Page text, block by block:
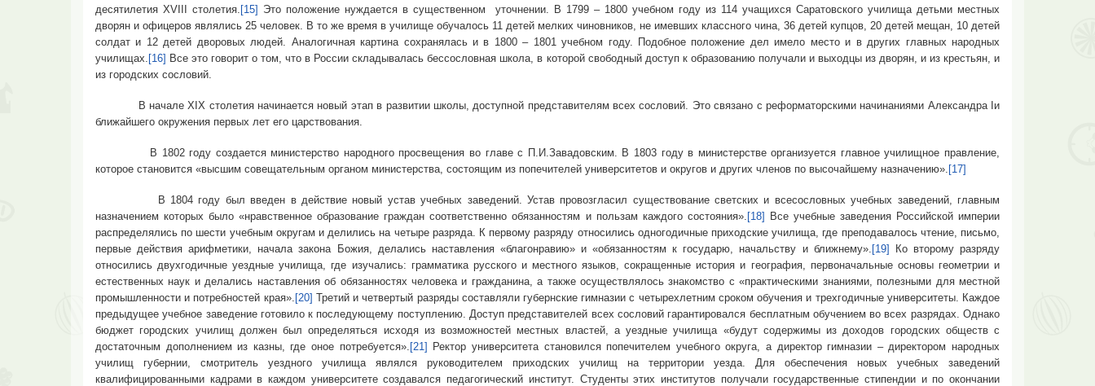
десятилетия XVIII столетия. [15] Это положение нуждается в существенном уточнении. В 1799 – 1800 учебном году из 114 учащихся Саратовского училища детьми местных
дворян и офицеров являлись 25 человек. В то же время в училище обучалось 11 детей мелких чиновников, не имевших классного чина, 36 детей купцов, 20 детей мещан, 10 детей
солдат и 12 детей дворовых людей. Аналогичная картина сохранялась и в 1800 – 1801 учебном году. Подобное положение дел имело место и в других главных народных
училищах. [16] Все это говорит о том, что в России складывалась бессословная школа, в которой свободный доступ к образованию получали и выходцы из дворян, и из крестьян, и
из городских сословий.
В начале XIX столетия начинается новый этап в развитии школы, доступной представителям всех сословий. Это связано с реформаторскими начинаниями Александра Iи
ближайшего окружения первых лет его царствования.
В 1802 году создается министерство народного просвещения во главе с П.И.Завадовским. В 1803 году в министерстве организуется главное училищное правление,
которое становится «высшим совещательным органом министерства, состоящим из попечителей университетов и округов и других членов по высочайшему назначению». [17]
В 1804 году был введен в действие новый устав учебных заведений. Устав провозгласил существование светских и всесословных учебных заведений, главным
назначением которых было «нравственное образование граждан соответственно обязанностям и пользам каждого состояния». [18]
Все учебные заведения Российской империи
распределялись по шести учебным округам и делились на четыре разряда. К первому разряду относились одногодичные приходские училища, где преподавалось чтение, письмо,
первые действия арифметики, начала закона Божия, делались наставления «благонравию» и «обязанностям к государю, начальству и ближнему». [19]
Ко второму разряду
относились двухгодичные уездные училища, где изучались: грамматика русского и местного языков, сокращенные история и география, первоначальные основы геометрии и
естественных наук и делались наставления об обязанностях человека и гражданина, а также осуществлялось знакомство с «практическими знаниями, полезными для местной
промышленности и потребностей края». [20] Третий и четвертый разряды составляли губернские гимназии с четырехлетним сроком обучения и трехгодичные университеты. Каждое
предыдущее учебное заведение готовило к последующему поступлению. Доступ представителей всех сословий гарантировался бесплатным обучением во всех разрядах. Однако
бюджет городских училищ должен был определяться исходя из возможностей местных властей, а уездные училища «будут содержимы из доходов городских обществ с
достаточным дополнением из казны, где оное потребуется». [21]
Ректор университета становился попечителем учебного округа, а директор гимназии – директором народных
училищ губернии, смотритель уездного училища являлся руководителем приходских училищ на территории уезда. Для обеспечения новых учебных заведений
квалифицированными кадрами в каждом университете создавался педагогический институт. Студенты этих институтов получали государственные стипендии и по окончании